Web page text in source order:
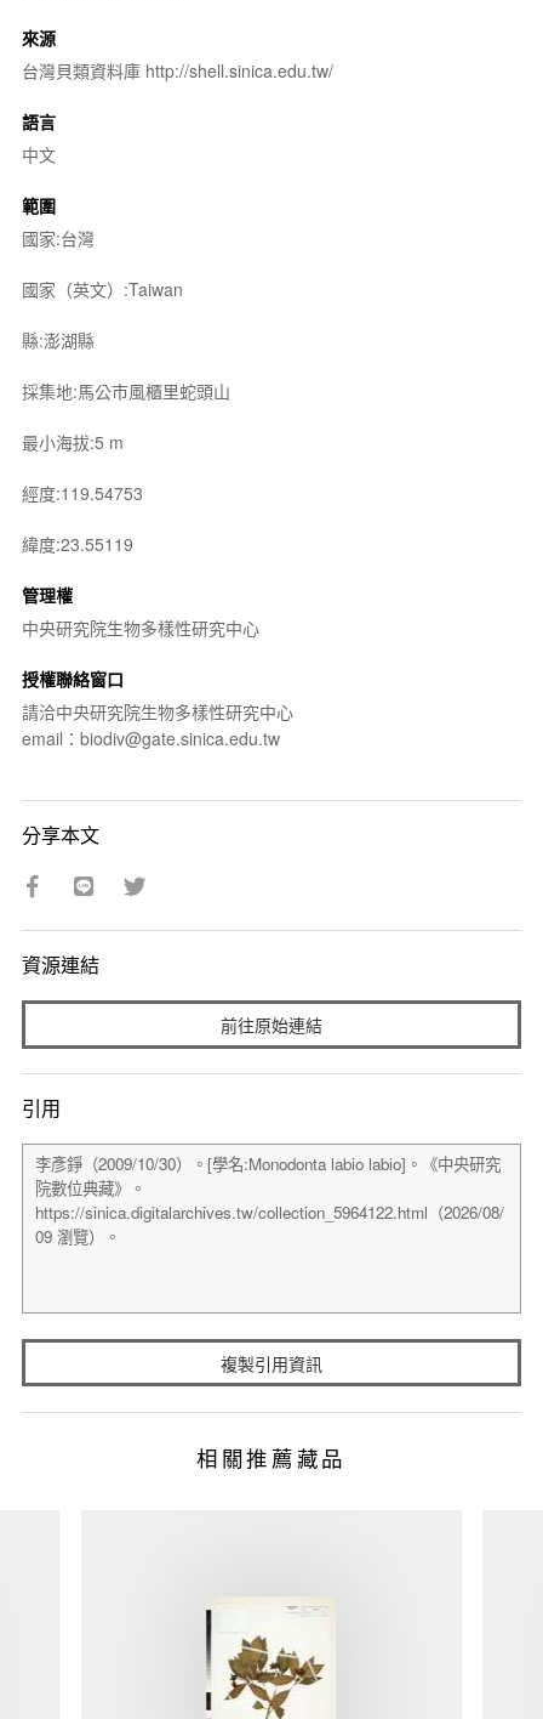
來源
台灣貝類資料庫 http://shell.sinica.edu.tw/
語言
中文
範圍
國家:台灣
國家（英文）:Taiwan
縣:澎湖縣
採集地:馬公市風櫃里蛇頭山
最小海拔:5 m
經度:119.54753
緯度:23.55119
管理權
中央研究院生物多樣性研究中心
授權聯絡窗口
請洽中央研究院生物多樣性研究中心
email：biodiv@gate.sinica.edu.tw
分享本文
資源連結
前往原始連結
引用
複製引用資訊
相關推薦藏品